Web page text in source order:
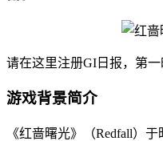
请在这里注册GI日报，第
游戏背景简介
《红啬曙光》（Redfall）